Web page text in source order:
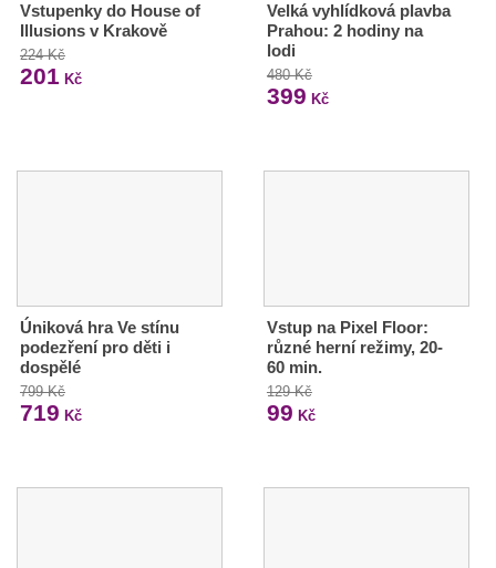
Vstupenky do House of
Illusions v Krakově
224 Kč
201 Kč
Velká vyhlídková plavba
Prahou: 2 hodiny na
lodi
480 Kč
399 Kč
Úniková hra Ve stínu
podezření pro děti i
dospělé
799 Kč
719 Kč
Vstup na Pixel Floor:
různé herní režimy, 20-
60 min.
129 Kč
99 Kč